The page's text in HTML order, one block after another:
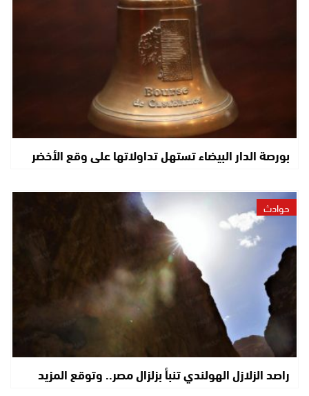
بورصة الدار البيضاء تستهل تداولاتها على وقع الأخضر
حوادث
راصد الزلازل الهولندي تنبأ بزلزال مصر.. وتوقع المزيد